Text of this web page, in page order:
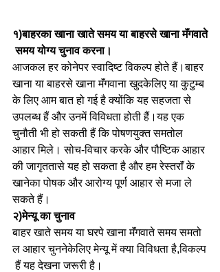
१)बाहरका खाना खाते समय या बाहरसे खाना मॅंगवाते
समय योग्य चुनाव करना।
आजकल हर कोनेपर स्वादिष्ट विकल्प होते हैं।बाहर
खाना या बाहरसे खाना मॅंगवाना खुदकेलिए या कुटुम्ब
के लिए आम बात हो गई है क्योंकि यह सहजता से
उपलब्ध हैं और उनमें विविधता होती हैं।यह एक
चुनौती भी हो सकती हैं कि पोषणयुक्त समतोल
आहार मिले। सोच-विचार करके और पौष्टिक आहार
की जागृततासे यह हो सकता है और हम रेस्तराॅं के
खानेका पोषक और आरोग्य पूर्ण आहार से मजा ले
सकते हैं।
२)मेन्यू का चुनाव
बाहर खाते समय या घरपे खाना मॅंगवाते समय समतो
ल आहार चुननेकेलिए मेन्यू में क्या विविधता है,विकल्प
हैं यह देखना जरूरी है।